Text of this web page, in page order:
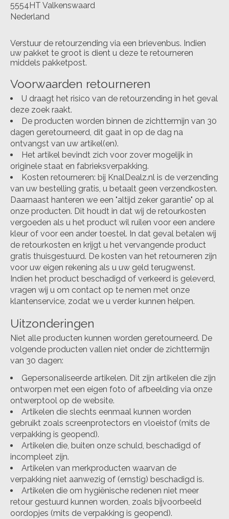
5554HT Valkenswaard
Nederland
Verstuur de retourzending via een brievenbus. Indien
uw pakket te groot is dient u deze te retourneren
middels pakketpost.
Voorwaarden retourneren
U draagt het risico van de retourzending in het geval
deze zoek raakt.
De producten worden binnen de zichttermijn van 30
dagen geretourneerd, dit gaat in op de dag na
ontvangst van uw artikel(en).
Het artikel bevindt zich voor zover mogelijk in
originele staat en fabrieksverpakking.
Kosten retourneren: bij KnalDealz.nl is de verzending
van uw bestelling gratis, u betaalt geen verzendkosten.
Daarnaast hanteren we een "altijd zeker garantie" op al
onze producten. Dit houdt in dat wij de retourkosten
vergoeden als u het product wil ruilen voor een andere
kleur of voor een ander toestel. In dat geval betalen wij
de retourkosten en krijgt u het vervangende product
gratis thuisgestuurd. De kosten van het retourneren zijn
voor uw eigen rekening als u uw geld terugwenst.
Indien het product beschadigd of verkeerd is geleverd,
vragen wij u om contact op te nemen met onze
klantenservice, zodat we u verder kunnen helpen.
Uitzonderingen
Niet alle producten kunnen worden geretourneerd. De
volgende producten vallen niet onder de zichttermijn
van 30 dagen:
Gepersonaliseerde artikelen. Dit zijn artikelen die zijn
ontworpen met een eigen foto of afbeelding via onze
ontwerptool op de website.
Artikelen die slechts eenmaal kunnen worden
gebruikt zoals screenprotectors en vloeistof (mits de
verpakking is geopend).
Artikelen die, buiten onze schuld, beschadigd of
incompleet zijn.
Artikelen van merkproducten waarvan de
verpakking niet aanwezig of (ernstig) beschadigd is.
Artikelen die om hygiënische redenen niet meer
retour gestuurd kunnen worden, zoals bijvoorbeeld
oordopjes (mits de verpakking is geopend).